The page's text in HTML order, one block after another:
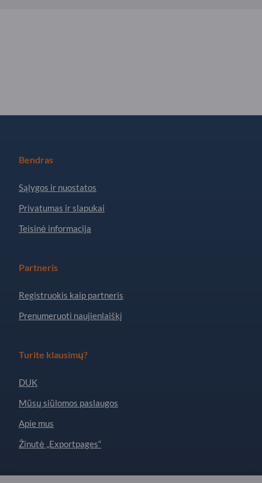
Bendras
Sąlygos ir nuostatos
Privatumas ir slapukai
Teisinė informacija
Partneris
Registruokis kaip partneris
Prenumeruoti naujienlaiškį
Turite klausimų?
DUK
Mūsų siūlomos paslaugos
Apie mus
Žinutė „Exportpages“